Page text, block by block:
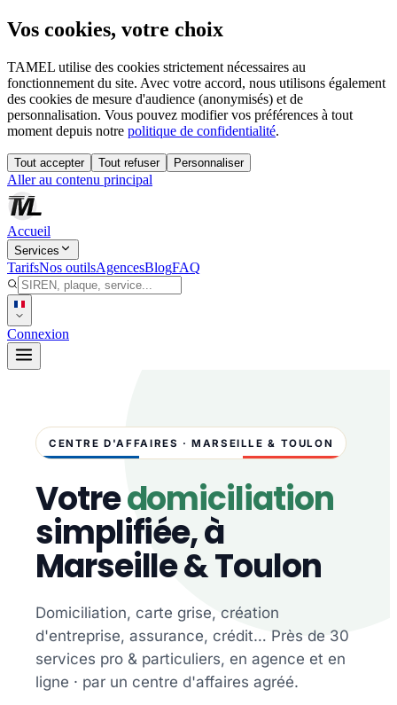
Vos cookies, votre choix
TAMEL utilise des cookies strictement nécessaires au
fonctionnement du site. Avec votre accord, nous utilisons également
des cookies de mesure d'audience (anonymisés) et de
personnalisation. Vous pouvez modifier vos préférences à tout
moment depuis notre politique de confidentialité.
Tout accepter Tout refuser Personnaliser
Aller au contenu principal
Accueil
Services
TarifsNos outilsAgencesBlogFAQ
Connexion
CENTRE D'AFFAIRES · MARSEILLE & TOULON
Votredomiciliation
simplifiée, à
Marseille & Toulon
Domiciliation, carte grise, création
d'entreprise, assurance, crédit… Près de 30
services pro & particuliers, en agence et en
ligne · par un centre d'affaires agréé.